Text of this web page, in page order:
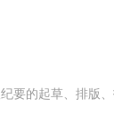
要的起草、排版